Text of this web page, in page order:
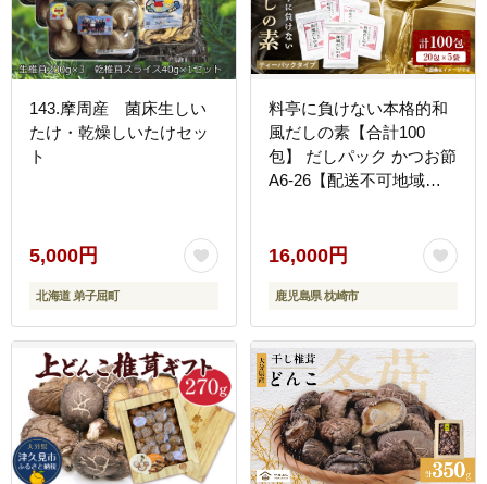
143.摩周産 菌床生しい
たけ・乾燥しいたけセッ
ト
5,000円
北海道 弟子屈町
料亭に負けない本格的和
風だしの素【合計100
包】 だしパック かつお節
A6-26【配送不可地域：
16,000円
鹿児島県 枕崎市